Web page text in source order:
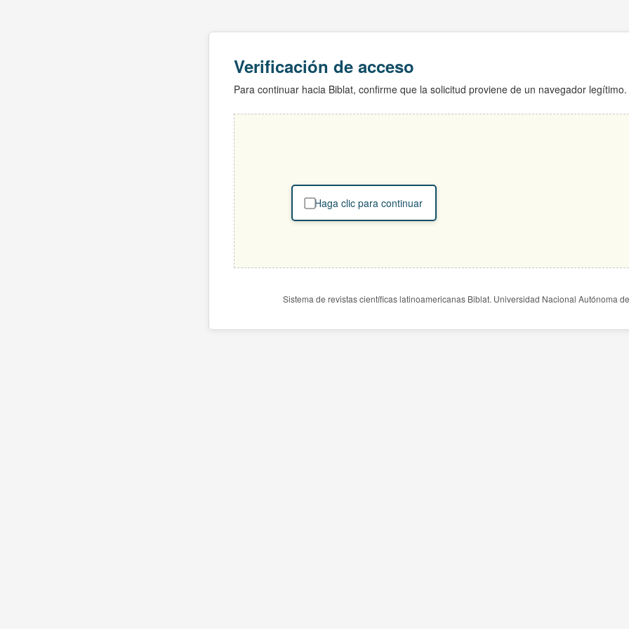
Verificación de acceso
Para continuar hacia Biblat, confirme que la solicitud proviene de un navegador legítimo.
Haga clic para continuar
Sistema de revistas científicas latinoamericanas Biblat. Universidad Nacional Autónoma